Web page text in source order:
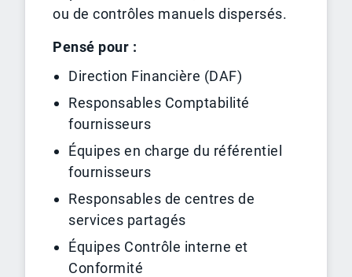
ou de contrôles manuels dispersés.
Pensé pour :
Direction Financière (DAF)
Responsables Comptabilité
fournisseurs
Équipes en charge du référentiel
fournisseurs
Responsables de centres de
services partagés
Équipes Contrôle interne et
Conformité